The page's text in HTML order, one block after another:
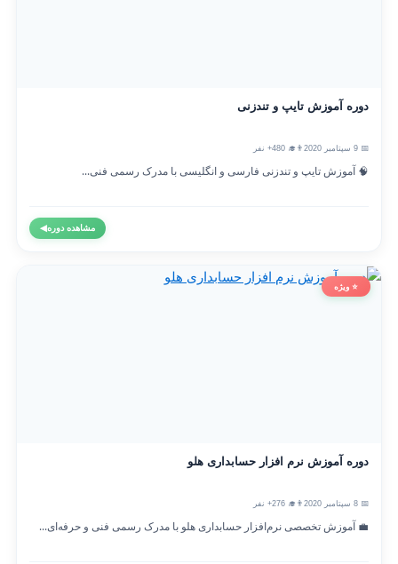
دوره آموزش تایپ و تندزنی
👨‍🎓 480+ نفر
🧠 آموزش تایپ و تندزنی فارسی و انگلیسی با مدرک رسمی فنی...
مشاهده دوره◀
⭐ ویژه
دوره آموزش نرم افزار حسابداری هلو
👨‍🎓 276+ نفر
💼 آموزش تخصصی نرم‌افزار حسابداری هلو با مدرک رسمی فنی و حرفه‌ای...